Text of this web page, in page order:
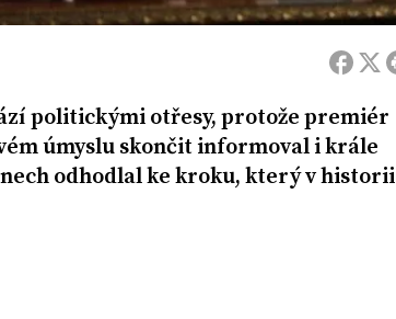
politickými otřesy, protože premiér
úmyslu skončit informoval i krále
odhodlal ke kroku, který v historii